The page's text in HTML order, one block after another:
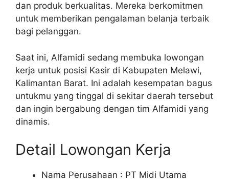
dan produk berkualitas. Mereka berkomitmen
untuk memberikan pengalaman belanja terbaik
bagi pelanggan.
Saat ini, Alfamidi sedang membuka lowongan
kerja untuk posisi Kasir di Kabupaten Melawi,
Kalimantan Barat. Ini adalah kesempatan bagus
untukmu yang tinggal di sekitar daerah tersebut
dan ingin bergabung dengan tim Alfamidi yang
dinamis.
Detail Lowongan Kerja
Nama Perusahaan : PT Midi Utama